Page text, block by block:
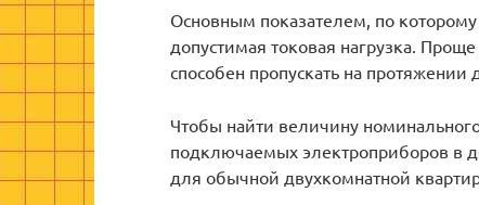
Основным показателем, по
допустимая токовая нагрузка.
способен пропускать на протяжении
Чтобы найти величину
подключаемых электроприборов в
для обычной двухкомнатной